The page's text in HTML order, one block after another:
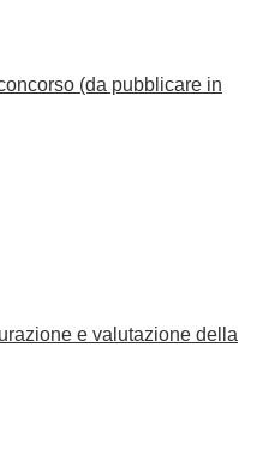
(da pubblicare in
e valutazione della